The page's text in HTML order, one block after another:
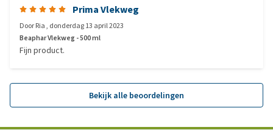
Prima Vlekweg
DoorRia, donderdag 13 april 2023
Beaphar Vlekweg - 500 ml
Fijn product.
Bekijk alle beoordelingen